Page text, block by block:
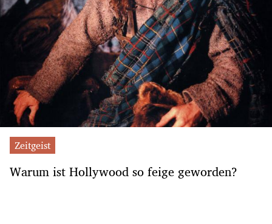
Zeitgeist
Warum ist Hollywood so feige geworden?